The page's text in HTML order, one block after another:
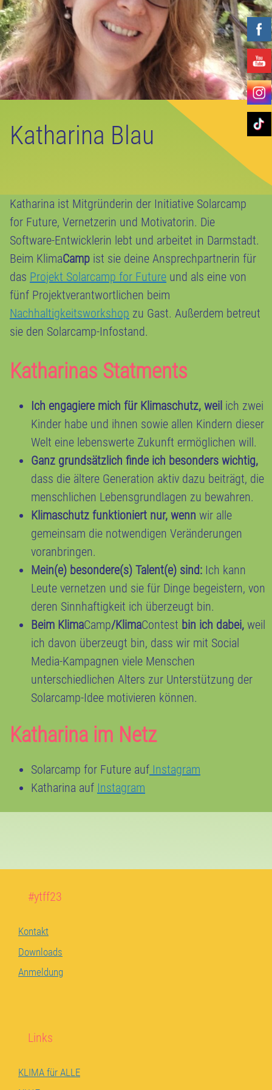
Katharina Blau
Katharina ist Mitgründerin der Initiative Solarcamp
for Future, Vernetzerin und Motivatorin. Die
Software-Entwicklerin lebt und arbeitet in Darmstadt.
Beim KlimaCamp ist sie deine Ansprechpartnerin für
das Projekt Solarcamp for Future und als eine von
fünf Projektverantwortlichen beim
Nachhaltigkeitsworkshop zu Gast. Außerdem betreut
sie den Solarcamp-Infostand.
Katharinas Statments
Ich engagiere mich für Klimaschutz, weil ich zwei
Kinder habe und ihnen sowie allen Kindern dieser
Welt eine lebenswerte Zukunft ermöglichen will.
Ganz grundsätzlich finde ich besonders wichtig,
dass die ältere Generation aktiv dazu beiträgt, die
menschlichen Lebensgrundlagen zu bewahren.
Klimaschutz funktioniert nur, wenn wir alle
gemeinsam die notwendigen Veränderungen
voranbringen.
Mein(e) besondere(s) Talent(e) sind: Ich kann
Leute vernetzen und sie für Dinge begeistern, von
deren Sinnhaftigkeit ich überzeugt bin.
Beim KlimaCamp/KlimaContest bin ich dabei, weil
ich davon überzeugt bin, dass wir mit Social
Media-Kampagnen viele Menschen
unterschiedlichen Alters zur Unterstützung der
Solarcamp-Idee motivieren können.
Katharina im Netz
Solarcamp for Future auf Instagram
Katharina auf Instagram
#ytff23
Kontakt
Downloads
Anmeldung
Links
KLIMA für ALLE